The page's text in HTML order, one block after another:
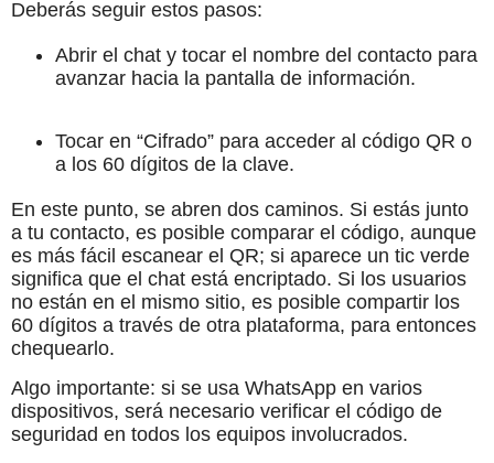
Deberás seguir estos pasos:
Abrir el chat y tocar el nombre del contacto para
avanzar hacia la pantalla de información.
Tocar en “Cifrado” para acceder al código QR o
a los 60 dígitos de la clave.
En este punto, se abren dos caminos. Si estás junto
a tu contacto, es posible comparar el código, aunque
es más fácil escanear el QR; si aparece un tic verde
significa que el chat está encriptado. Si los usuarios
no están en el mismo sitio, es posible compartir los
60 dígitos a través de otra plataforma, para entonces
chequearlo.
Algo importante: si se usa WhatsApp en varios
dispositivos, será necesario verificar el código de
seguridad en todos los equipos involucrados.